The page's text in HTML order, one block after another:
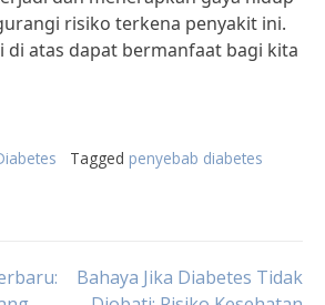
risiko terkena penyakit ini.
di atas dapat bermanfaat bagi kita
Tagged penyebab diabetes
Bahaya Jika Diabetes Tidak